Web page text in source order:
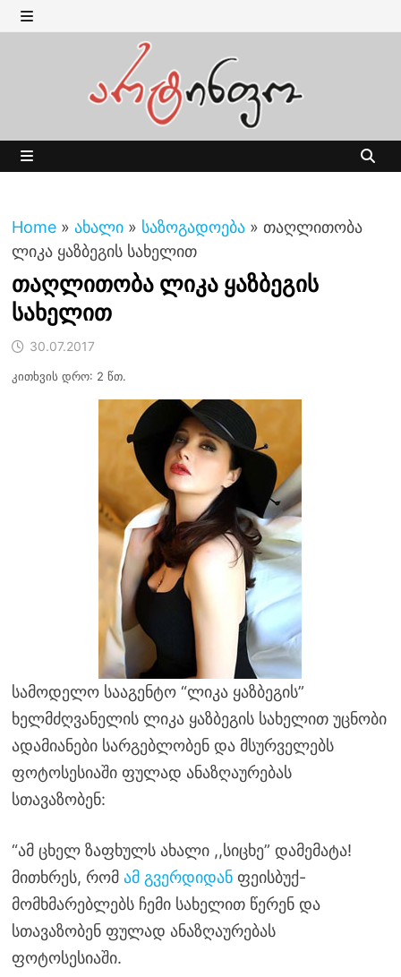
Skip
to MENU
Home » ახალი » საზოგადოება » თაღლითობა
ლიკა ყაზბეგის სახელით
თაღლითობა ლიკა ყაზბეგის
სახელით
30.07.2017
კითხვის დრო: 2 წთ.
სამოდელო სააგენტო “ლიკა ყაზბეგის”
ხელმძღვანელის ლიკა ყაზბეგის სახელით უცნობი
ადამიანები სარგებლობენ და მსურველებს
ფოტოსესიაში ფულად ანაზღაურებას
სთავაზობენ:
“ამ ცხელ ზაფხულს ახალი ,,სიცხე” დამემატა!
მითხრეს, რომ ამ გვერდიდანფეისბუქ-
მომხმარებლებს ჩემი სახელით წერენ და
სთავაზობენ ფულად ანაზღაურებას
ფოტოსესიაში.